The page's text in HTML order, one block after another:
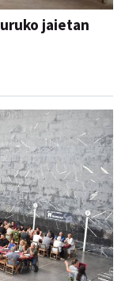
jaietan